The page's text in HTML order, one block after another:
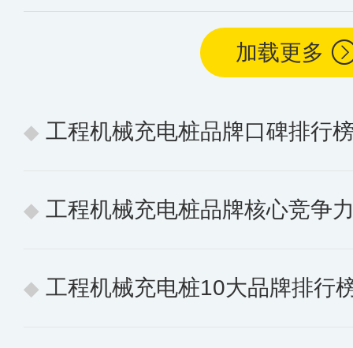
加载更多
工程机械充电桩品牌口碑排行榜【公认的
工程机械充电桩品牌核心竞争力排行榜 10个值
工程机械充电桩10大品牌排行